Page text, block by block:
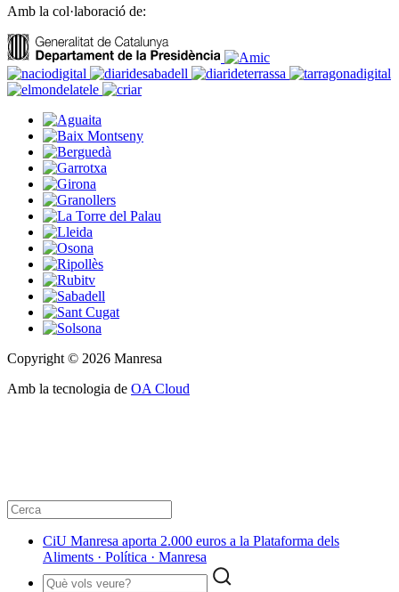
Amb la col·laboració de:
Copyright © 2026 Manresa
Amb la tecnologia de OA Cloud
CiU Manresa aporta 2.000 euros a la Plataforma dels
Aliments · Política · Manresa